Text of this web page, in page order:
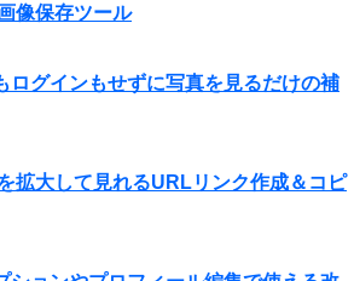
像保存ツール
ログインもせずに写真を見るだけの補
拡大して見れるURLリンク作成＆コピ